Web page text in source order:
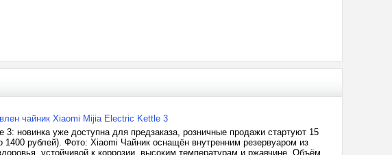
чайник Xiaomi Mijia Electric Kettle 3
новинка уже доступна для предзаказа, розничные продажи стартуют 15
рублей). Фото: Xiaomi Чайник оснащён внутренним резервуаром из
устойчивой к коррозии, высоким температурам и ржавчине. Объём